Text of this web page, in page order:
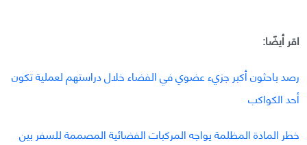
اقر أيضًا:
رصد باحثون أكبر جزيء عضوي في الفضاء خلال دراستهم لعملية تكون
أحد الكواكب
خطر المادة المظلمة يواجه المركبات الفضائية المصممة للسفر بين